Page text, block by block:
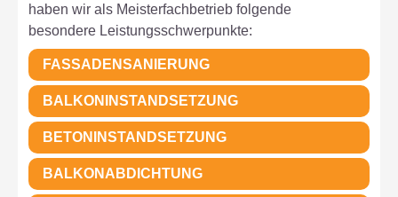
haben wir als Meisterfachbetrieb folgende
besondere Leistungsschwerpunkte:
FASSADENSANIERUNG
BALKONINSTANDSETZUNG
BETONINSTANDSETZUNG
BALKONABDICHTUNG